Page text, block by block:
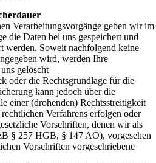
Verarbeitungsvorgänge geben wir im
die Daten bei uns gespeichert und
werden. Soweit nachfolgend keine
wird, werden Ihre
gelöscht
oder die Rechtsgrundlage für die
kann jedoch über die
einer (drohenden) Rechtsstreitigkeit
Verfahrens erfolgen oder
Vorschriften, denen wir als
§ 257 HGB, § 147 AO), vorgesehen
Vorschriften vorgeschriebene